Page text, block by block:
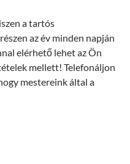
a tartós
az év minden napján
elérhető lehet az Ön
mellett! Telefonáljon
mestereink által a